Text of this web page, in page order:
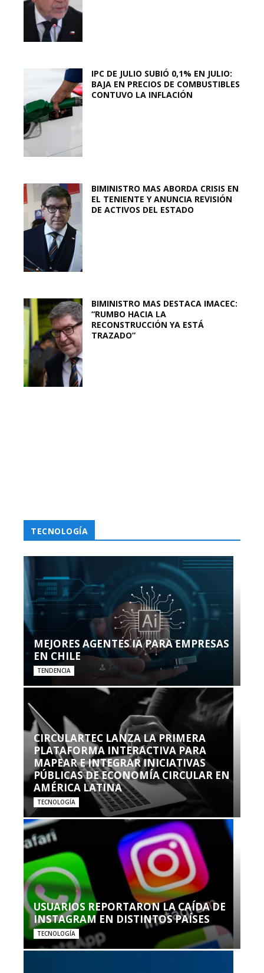
IPC DE JULIO SUBIÓ 0,1% EN JULIO:
BAJA EN PRECIOS DE COMBUSTIBLES
CONTUVO LA INFLACIÓN
BIMINISTRO MAS ABORDA CRISIS EN
EL TENIENTE Y ANUNCIA REVISIÓN
DE ACTIVOS DEL ESTADO
BIMINISTRO MAS DESTACA IMACEC:
“RUMBO HACIA LA
RECONSTRUCCIÓN YA ESTÁ
TRAZADO”
TECNOLOGÍA
MEJORES AGENTES IA PARA EMPRESAS
EN CHILE
TENDENCIA
CIRCULARTEC LANZA LA PRIMERA
PLATAFORMA INTERACTIVA PARA
MAPEAR E INTEGRAR INICIATIVAS
PÚBLICAS DE ECONOMÍA CIRCULAR EN
AMÉRICA LATINA
TECNOLOGÍA
USUARIOS REPORTARON LA CAÍDA DE
INSTAGRAM EN DISTINTOS PAÍSES
TECNOLOGÍA